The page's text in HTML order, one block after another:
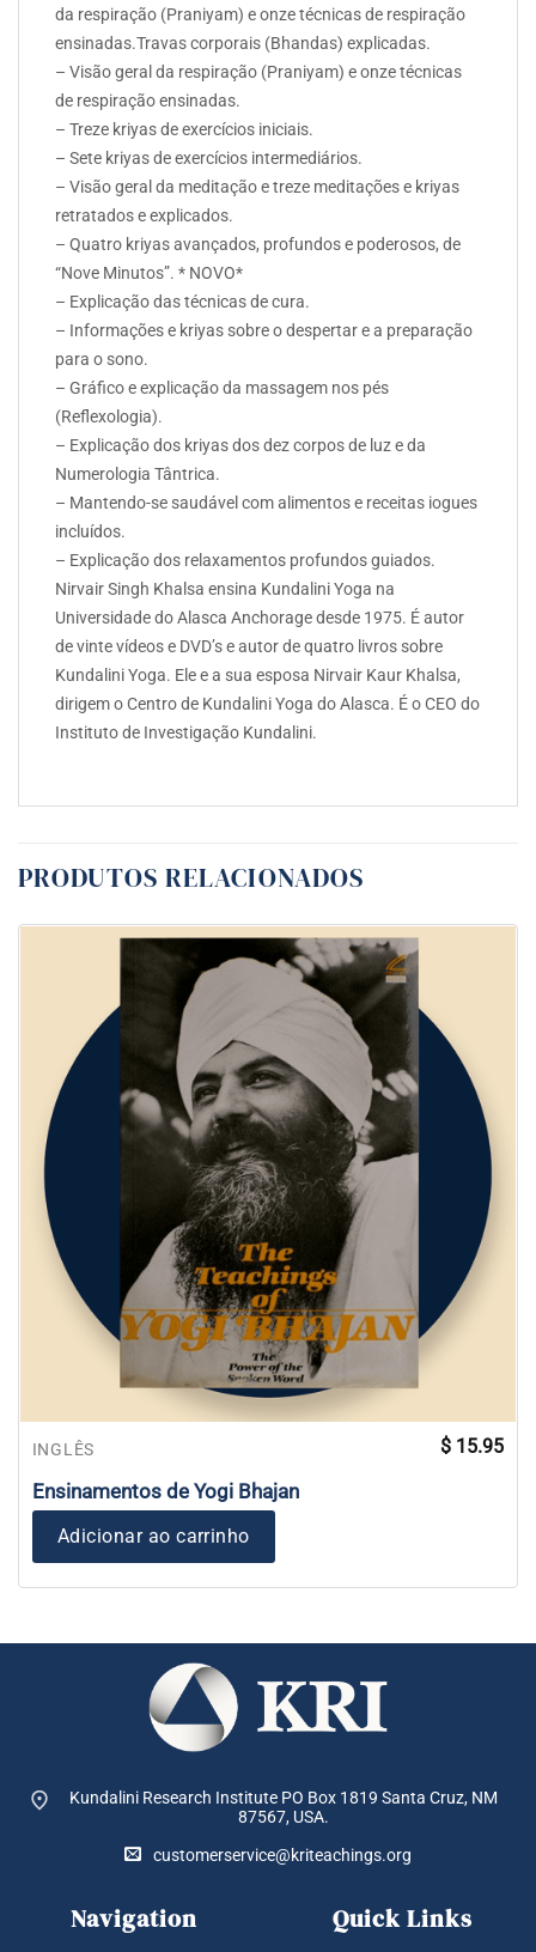
da respiração (Praniyam) e onze técnicas de respiração
ensinadas.Travas corporais (Bhandas) explicadas.
– Visão geral da respiração (Praniyam) e onze técnicas
de respiração ensinadas.
– Treze kriyas de exercícios iniciais.
– Sete kriyas de exercícios intermediários.
– Visão geral da meditação e treze meditações e kriyas
retratados e explicados.
– Quatro kriyas avançados, profundos e poderosos, de
“Nove Minutos”. * NOVO*
– Explicação das técnicas de cura.
– Informações e kriyas sobre o despertar e a preparação
para o sono.
– Gráfico e explicação da massagem nos pés
(Reflexologia).
– Explicação dos kriyas dos dez corpos de luz e da
Numerologia Tântrica.
– Mantendo-se saudável com alimentos e receitas iogues
incluídos.
– Explicação dos relaxamentos profundos guiados.
Nirvair Singh Khalsa ensina Kundalini Yoga na
Universidade do Alasca Anchorage desde 1975. É autor
de vinte vídeos e DVD’s e autor de quatro livros sobre
Kundalini Yoga. Ele e a sua esposa Nirvair Kaur Khalsa,
dirigem o Centro de Kundalini Yoga do Alasca. É o CEO do
Instituto de Investigação Kundalini.
PRODUTOS RELACIONADOS
INGLÊS
Ensinamentos de Yogi Bhajan
$ 15.95
Adicionar ao carrinho
Kundalini Research Institute PO Box 1819 Santa Cruz, NM
87567, USA.
customerservice@kriteachings.org
Navigation Quick Links